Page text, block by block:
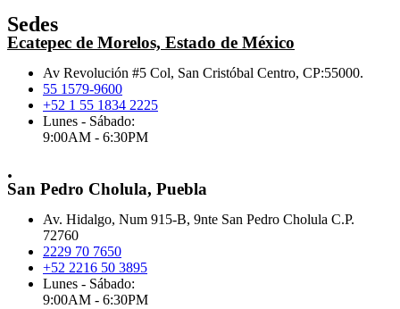
Sedes
Ecatepec de Morelos, Estado de México
Av Revolución #5 Col, San Cristóbal Centro, CP:55000.
55 1579-9600
+52 1 55 1834 2225
Lunes - Sábado:
9:00AM - 6:30PM
.
San Pedro Cholula, Puebla
Av. Hidalgo, Num 915-B, 9nte San Pedro Cholula C.P.
72760
2229 70 7650
+52 2216 50 3895
Lunes - Sábado:
9:00AM - 6:30PM